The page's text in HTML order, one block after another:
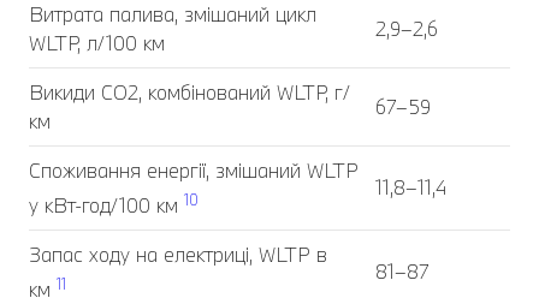
Витрата палива, змішаний цикл
WLTP, л/100 км
2,9–2,6
Викиди CO2, комбінований WLTP, г/
км
67–59
Споживання енергії, змішаний WLTP
у кВт-год/100 км 10 11,8–11,4
Запас ходу на електриці, WLTP в
км 11 81–87